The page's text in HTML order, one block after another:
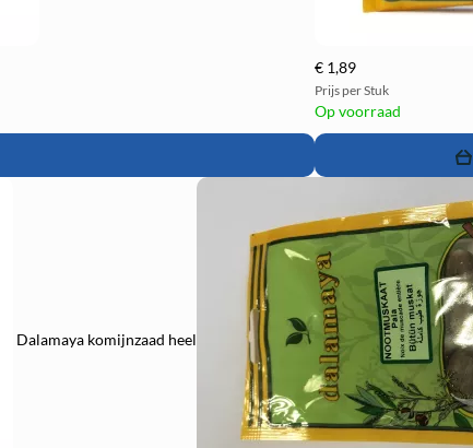
€ 1,89
Prijs per Stuk
Op voorraad
Dalamaya komijnzaad heel